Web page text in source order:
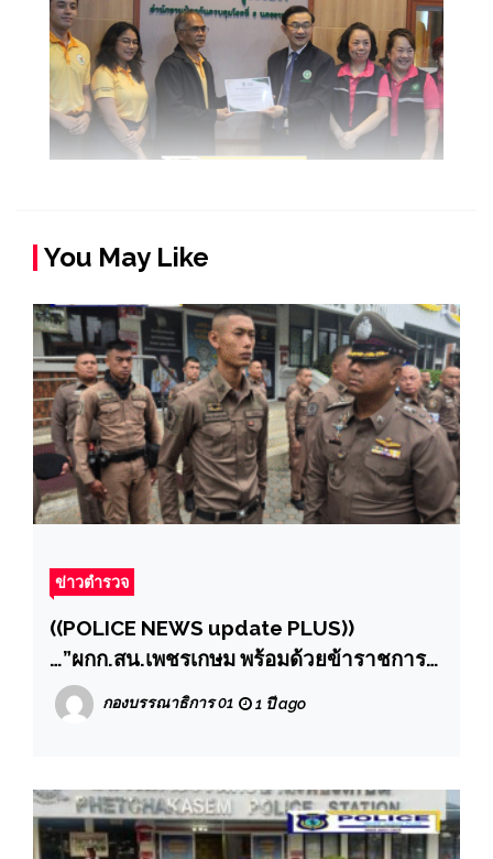
You May Like
ข่าวตำรวจ
((POLICE NEWS update PLUS))
…”ผกก.สน.เพชรเกษม พร้อมด้วยข้าราชการ
ตำรวจ สน.เพชรเกษม ร่วมกันเคารพธงชาติ
และตรวจทรงผม เครื่องแต่งกาย
กองบรรณาธิการ 01 1 ปี ago